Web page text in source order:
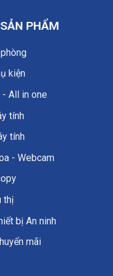
PHẨM
kiện
- All in one
tính
tính
- Webcam
thị
bị An ninh
mãi